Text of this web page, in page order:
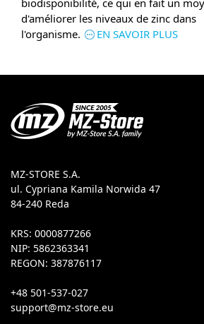
biodisponibilité, ce qui en fait un
d'améliorer les niveaux de zinc dans
l'organisme.
EN SAVOIR PLUS
MZ-STORE S.A.
ul. Cypriana Kamila Norwida 47
84-240 Reda
KRS: 0000877266
NIP: 5862363341
REGON: 387876117
+48 501-537-027